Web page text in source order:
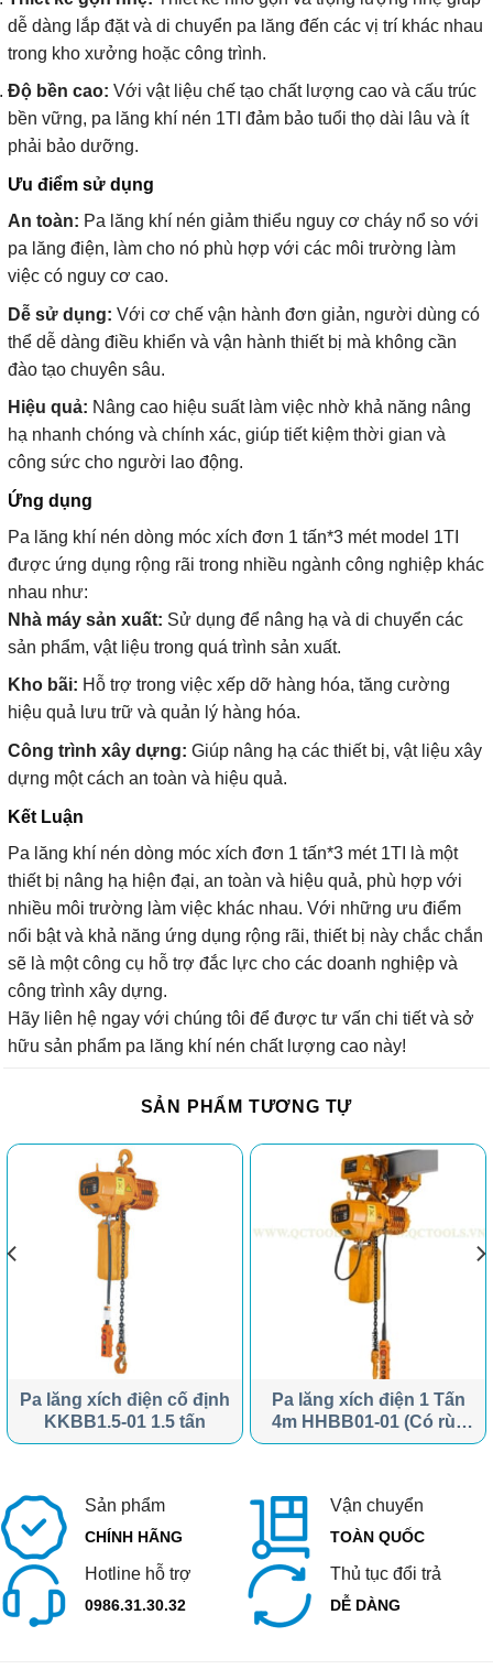
dễ dàng lắp đặt và di chuyển pa lăng đến các vị trí khác nhau
trong kho xưởng hoặc công trình.
Độ bền cao: Với vật liệu chế tạo chất lượng cao và cấu trúc
bền vững, pa lăng khí nén 1TI đảm bảo tuổi thọ dài lâu và ít
phải bảo dưỡng.
Ưu điểm sử dụng
An toàn: Pa lăng khí nén giảm thiểu nguy cơ cháy nổ so với
pa lăng điện, làm cho nó phù hợp với các môi trường làm
việc có nguy cơ cao.
Dễ sử dụng: Với cơ chế vận hành đơn giản, người dùng có
thể dễ dàng điều khiển và vận hành thiết bị mà không cần
đào tạo chuyên sâu.
Hiệu quả: Nâng cao hiệu suất làm việc nhờ khả năng nâng
hạ nhanh chóng và chính xác, giúp tiết kiệm thời gian và
công sức cho người lao động.
Ứng dụng
Pa lăng khí nén dòng móc xích đơn 1 tấn*3 mét model 1TI
được ứng dụng rộng rãi trong nhiều ngành công nghiệp khác
nhau như:
Nhà máy sản xuất: Sử dụng để nâng hạ và di chuyển các
sản phẩm, vật liệu trong quá trình sản xuất.
Kho bãi: Hỗ trợ trong việc xếp dỡ hàng hóa, tăng cường
hiệu quả lưu trữ và quản lý hàng hóa.
Công trình xây dựng: Giúp nâng hạ các thiết bị, vật liệu xây
dựng một cách an toàn và hiệu quả.
Kết Luận
Pa lăng khí nén dòng móc xích đơn 1 tấn*3 mét 1TI là một
thiết bị nâng hạ hiện đại, an toàn và hiệu quả, phù hợp với
nhiều môi trường làm việc khác nhau. Với những ưu điểm
nổi bật và khả năng ứng dụng rộng rãi, thiết bị này chắc chắn
sẽ là một công cụ hỗ trợ đắc lực cho các doanh nghiệp và
công trình xây dựng.
Hãy liên hệ ngay với chúng tôi để được tư vấn chi tiết và sở
hữu sản phẩm pa lăng khí nén chất lượng cao này!
SẢN PHẨM TƯƠNG TỰ
Pa lăng xích điện cố định
KKBB1.5-01 1.5 tấn
Pa lăng xích điện 1 Tấn
4m HHBB01-01 (Có rùa
dịch chuyển)
Sản phẩm
CHÍNH HÃNG
Vận chuyển
TOÀN QUỐC
Hotline hỗ trợ
0986.31.30.32
Thủ tục đổi trả
DỄ DÀNG